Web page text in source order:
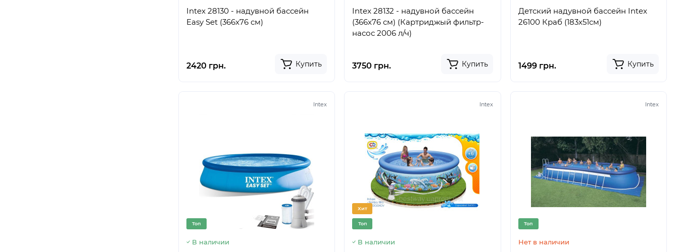
Intex 28130 - надувной бассейн
Easy Set (366x76 см)
2420 грн. Купить
Intex 28132 - надувной бассейн
(366х76 см) (Картриджый фильтр-
насос 2006 л/ч)
3750 грн. Купить
Детский надувной бассейн Intex
26100 Краб (183х51см)
1499 грн. Купить
Intex
Топ
В наличии
Intex
Хит
Топ
В наличии
Intex
Топ
Нет в наличии